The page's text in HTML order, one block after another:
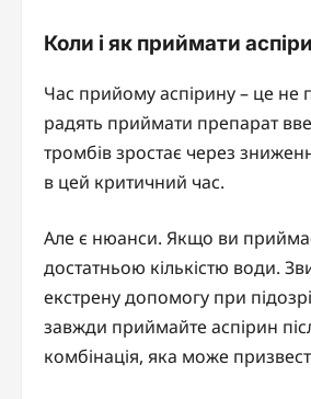
Коли і як приймати
Час прийому аспірину – це не
радять приймати препарат
тромбів зростає через
в цей критичний час.
Але є нюанси. Якщо ви
достатньою кількістю води.
екстрену допомогу при
завжди приймайте аспірин
комбінація, яка може